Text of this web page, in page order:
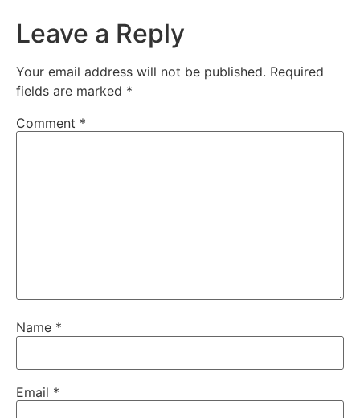
Leave a Reply
Your email address will not be published. Required
fields are marked *
Comment *
Name *
Email *